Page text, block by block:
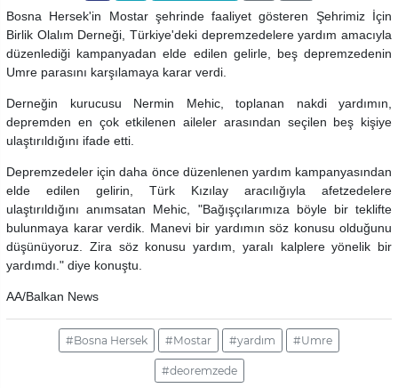
Bosna Hersek'in Mostar şehrinde faaliyet gösteren Şehrimiz İçin
Birlik Olalım Derneği, Türkiye'deki depremzedelere yardım amacıyla
düzenlediği kampanyadan elde edilen gelirle, beş depremzedenin
Umre parasını karşılamaya karar verdi.
Derneğin kurucusu Nermin Mehic, toplanan nakdi yardımın,
depremden en çok etkilenen aileler arasından seçilen beş kişiye
ulaştırıldığını ifade etti.
Depremzedeler için daha önce düzenlenen yardım kampanyasından
elde edilen gelirin, Türk Kızılay aracılığıyla afetzedelere
ulaştırıldığını anımsatan Mehic, "Bağışçılarımıza böyle bir teklifte
bulunmaya karar verdik. Manevi bir yardımın söz konusu olduğunu
düşünüyoruz. Zira söz konusu yardım, yaralı kalplere yönelik bir
yardımdı." diye konuştu.
AA/Balkan News
#Bosna Hersek #Mostar #yardım #Umre
#deoremzede